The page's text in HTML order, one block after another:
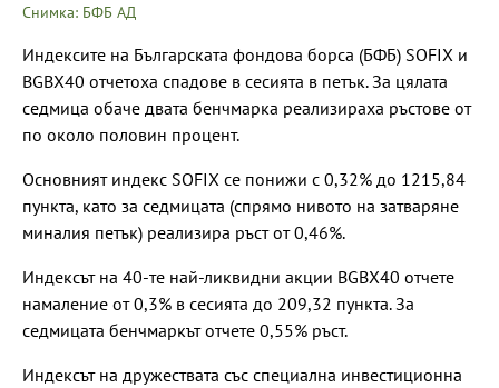
Снимка: БФБ АД
Индексите на Българската фондова борса (БФБ) SOFIX и
BGBX40 отчетоха спадове в сесията в петък. За цялата
седмица обаче двата бенчмарка реализираха ръстове от
по около половин процент.
Основният индекс SOFIX се понижи с 0,32% до 1215,84
пункта, като за седмицата (спрямо нивото на затваряне
миналия петък) реализира ръст от 0,46%.
Индексът на 40-те най-ликвидни акции BGBX40 отчете
намаление от 0,3% в сесията до 209,32 пункта. За
седмицата бенчмаркът отчете 0,55% ръст.
Индексът на дружествата със специална инвестиционна